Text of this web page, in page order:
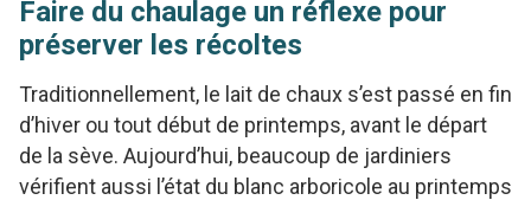
Faire du chaulage un réflexe pour
préserver les récoltes
Traditionnellement, le lait de chaux s’est passé en fin
d’hiver ou tout début de printemps, avant le départ
de la sève. Aujourd’hui, beaucoup de jardiniers
vérifient aussi l’état du blanc arboricole au printemps